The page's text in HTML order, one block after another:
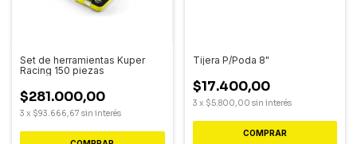
Set de herramientas Kuper
Racing 150 piezas
$281.000,00
3 x $93.666,67 sin interés
Tijera P/Poda 8"
$17.400,00
3 x $5.800,00 sin interés